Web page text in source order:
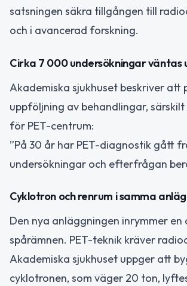
satsningen säkra tillgången till
och i avancerad forskning.
Cirka 7 000 undersökningar väntas
Akademiska sjukhuset beskriver
uppföljning av behandlingar,
för PET-centrum:
”På 30 år har PET-diagnostik gått
undersökningar och efterfrågan
Cyklotron och renrum i samma
Den nya anläggningen inrymmer
spårämnen. PET-teknik kräver
Akademiska sjukhuset uppger att
cyklotronen, som väger 20 ton,